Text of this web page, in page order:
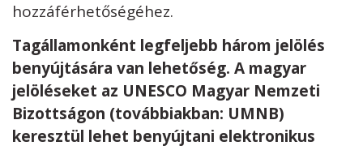
hozzáférhetőségéhez.
Tagállamonként legfeljebb három jelölés
benyújtására van lehetőség. A magyar
jelöléseket az UNESCO Magyar Nemzeti
Bizottságon (továbbiakban: UMNB)
keresztül lehet benyújtani elektronikus